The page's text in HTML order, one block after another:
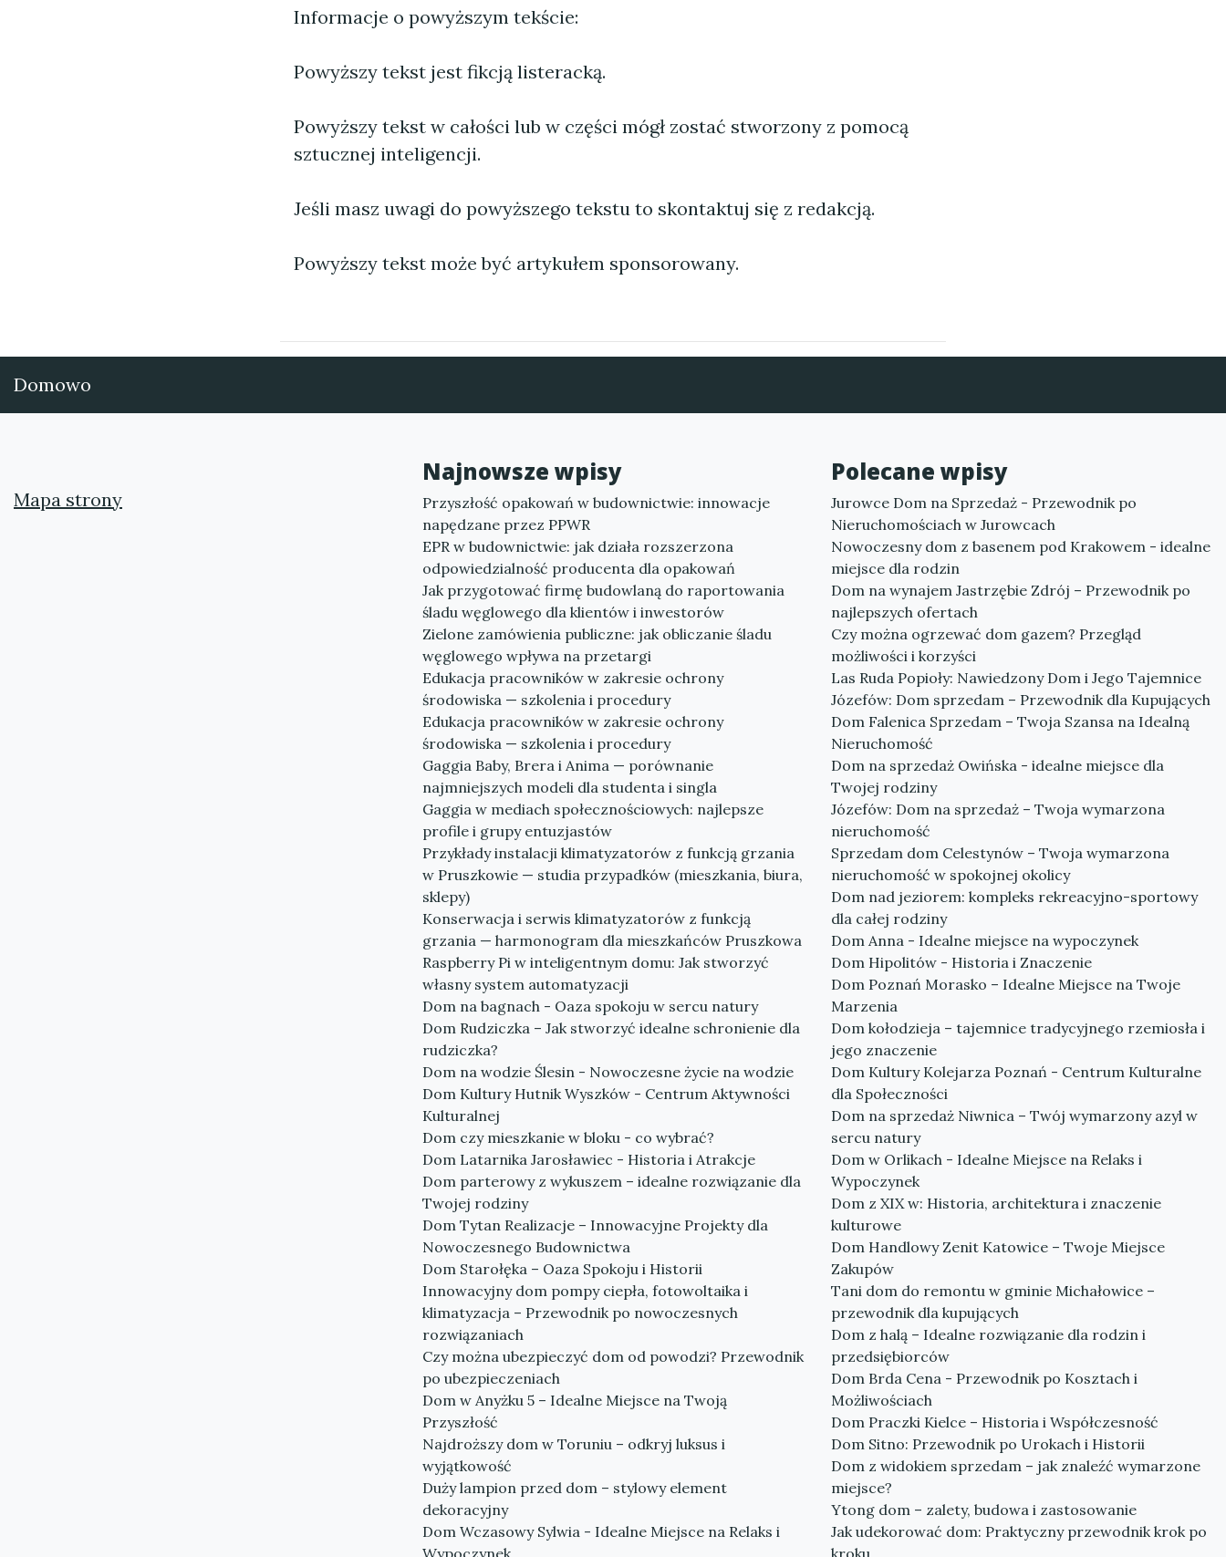
Informacje o powyższym tekście:
Powyższy tekst jest fikcją listeracką.
Powyższy tekst w całości lub w części mógł zostać stworzony z pomocą
sztucznej inteligencji.
Jeśli masz uwagi do powyższego tekstu to skontaktuj się z redakcją.
Powyższy tekst może być artykułem sponsorowany.
Domowo
Mapa strony
Najnowsze wpisy
Przyszłość opakowań w budownictwie: innowacje
napędzane przez PPWR
EPR w budownictwie: jak działa rozszerzona
odpowiedzialność producenta dla opakowań
Jak przygotować firmę budowlaną do raportowania
śladu węglowego dla klientów i inwestorów
Zielone zamówienia publiczne: jak obliczanie śladu
węglowego wpływa na przetargi
Edukacja pracowników w zakresie ochrony
środowiska — szkolenia i procedury
Edukacja pracowników w zakresie ochrony
środowiska — szkolenia i procedury
Gaggia Baby, Brera i Anima — porównanie
najmniejszych modeli dla studenta i singla
Gaggia w mediach społecznościowych: najlepsze
profile i grupy entuzjastów
Przykłady instalacji klimatyzatorów z funkcją grzania
w Pruszkowie — studia przypadków (mieszkania, biura,
sklepy)
Konserwacja i serwis klimatyzatorów z funkcją
grzania — harmonogram dla mieszkańców Pruszkowa
Raspberry Pi w inteligentnym domu: Jak stworzyć
własny system automatyzacji
Dom na bagnach - Oaza spokoju w sercu natury
Dom Rudziczka – Jak stworzyć idealne schronienie dla
rudziczka?
Dom na wodzie Ślesin - Nowoczesne życie na wodzie
Dom Kultury Hutnik Wyszków - Centrum Aktywności
Kulturalnej
Dom czy mieszkanie w bloku - co wybrać?
Dom Latarnika Jarosławiec - Historia i Atrakcje
Dom parterowy z wykuszem – idealne rozwiązanie dla
Twojej rodziny
Dom Tytan Realizacje – Innowacyjne Projekty dla
Nowoczesnego Budownictwa
Dom Starołęka – Oaza Spokoju i Historii
Innowacyjny dom pompy ciepła, fotowoltaika i
klimatyzacja – Przewodnik po nowoczesnych
rozwiązaniach
Czy można ubezpieczyć dom od powodzi? Przewodnik
po ubezpieczeniach
Dom w Anyżku 5 – Idealne Miejsce na Twoją
Przyszłość
Najdroższy dom w Toruniu – odkryj luksus i
wyjątkowość
Duży lampion przed dom – stylowy element
dekoracyjny
Dom Wczasowy Sylwia - Idealne Miejsce na Relaks i
Wypoczynek
Polecane wpisy
Jurowce Dom na Sprzedaż - Przewodnik po
Nieruchomościach w Jurowcach
Nowoczesny dom z basenem pod Krakowem - idealne
miejsce dla rodzin
Dom na wynajem Jastrzębie Zdrój – Przewodnik po
najlepszych ofertach
Czy można ogrzewać dom gazem? Przegląd
możliwości i korzyści
Las Ruda Popioły: Nawiedzony Dom i Jego Tajemnice
Józefów: Dom sprzedam – Przewodnik dla Kupujących
Dom Falenica Sprzedam – Twoja Szansa na Idealną
Nieruchomość
Dom na sprzedaż Owińska - idealne miejsce dla
Twojej rodziny
Józefów: Dom na sprzedaż – Twoja wymarzona
nieruchomość
Sprzedam dom Celestynów – Twoja wymarzona
nieruchomość w spokojnej okolicy
Dom nad jeziorem: kompleks rekreacyjno-sportowy
dla całej rodziny
Dom Anna - Idealne miejsce na wypoczynek
Dom Hipolitów - Historia i Znaczenie
Dom Poznań Morasko – Idealne Miejsce na Twoje
Marzenia
Dom kołodzieja – tajemnice tradycyjnego rzemiosła i
jego znaczenie
Dom Kultury Kolejarza Poznań - Centrum Kulturalne
dla Społeczności
Dom na sprzedaż Niwnica – Twój wymarzony azyl w
sercu natury
Dom w Orlikach - Idealne Miejsce na Relaks i
Wypoczynek
Dom z XIX w: Historia, architektura i znaczenie
kulturowe
Dom Handlowy Zenit Katowice – Twoje Miejsce
Zakupów
Tani dom do remontu w gminie Michałowice –
przewodnik dla kupujących
Dom z halą – Idealne rozwiązanie dla rodzin i
przedsiębiorców
Dom Brda Cena - Przewodnik po Kosztach i
Możliwościach
Dom Praczki Kielce – Historia i Współczesność
Dom Sitno: Przewodnik po Urokach i Historii
Dom z widokiem sprzedam – jak znaleźć wymarzone
miejsce?
Ytong dom – zalety, budowa i zastosowanie
Jak udekorować dom: Praktyczny przewodnik krok po
kroku